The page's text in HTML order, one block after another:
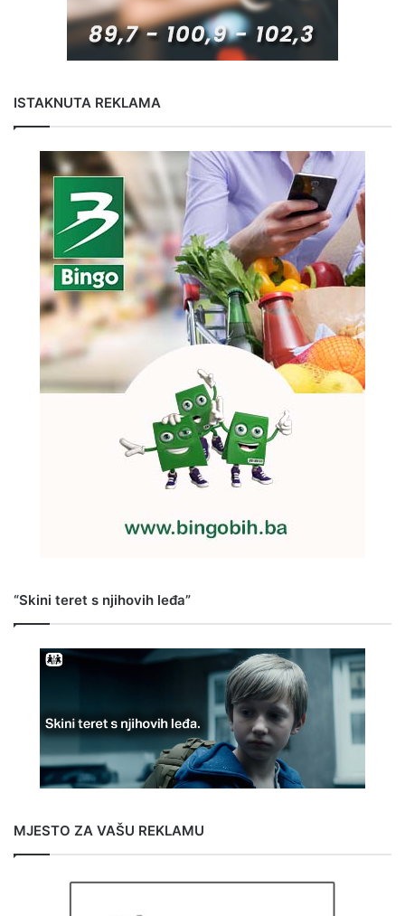
ISTAKNUTA REKLAMA
“Skini teret s njihovih leđa”
MJESTO ZA VAŠU REKLAMU